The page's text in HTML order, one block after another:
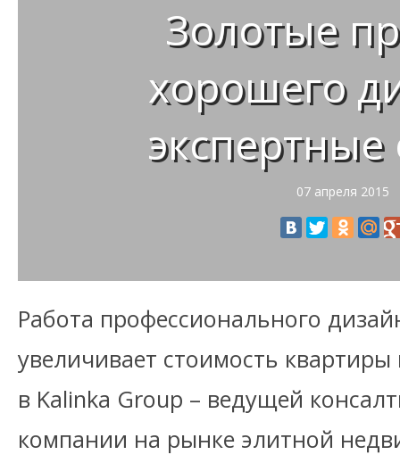
Золотые
хорошего
экспертные
07 апреля 2015
Работа профессионального
увеличивает стоимость
в Kalinka Group – ведущей
компании на рынке элитной